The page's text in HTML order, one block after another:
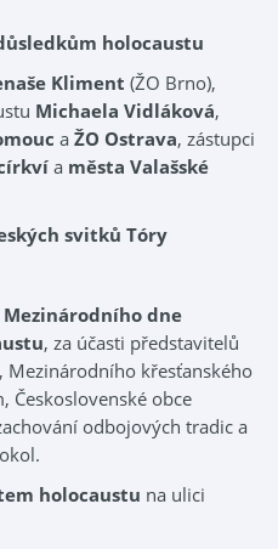
holocaustu
Kliment (ŽO Brno),
Michaela Vidláková,
a ŽO Ostrava, zástupci
a města Valašské
svitků Tóry
Mezinárodního dne
, za účasti představitelů
Mezinárodního křesťanského
Československé obce
odbojových tradic a
holocaustu na ulici